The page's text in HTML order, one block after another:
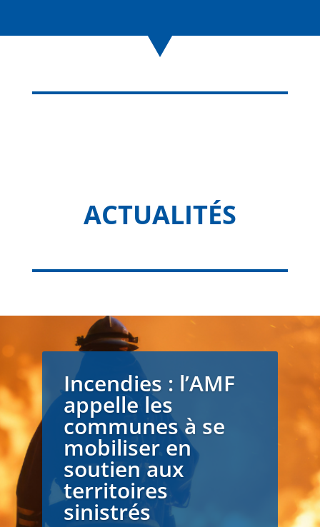
ACTUALITÉS
Incendies : l’AMF
appelle les
communes à se
mobiliser en
soutien aux
territoires
sinistrés